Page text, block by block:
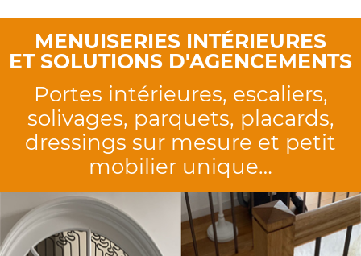
MENUISERIES INTÉRIEURES
ET SOLUTIONS D'AGENCEMENTS
Portes intérieures, escaliers,
solivages, parquets, placards,
dressings sur mesure et petit
mobilier unique…